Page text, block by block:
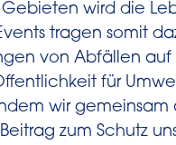
Gebieten wird die
tragen somit
von Abfällen
für
wir
zum Schutz